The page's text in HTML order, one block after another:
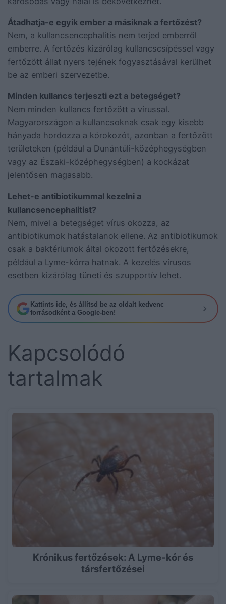
Átadhatja-e egyik ember a másiknak a fertőzést?
Nem, a kullancsencephalitis nem terjed emberről
emberre. A fertőzés kizárólag kullancscsípéssel vagy
fertőzött állat nyers tejének fogyasztásával kerülhet
be az emberi szervezetbe.
Minden kullancs terjeszti ezt a betegséget?
Nem minden kullancs fertőzött a vírussal.
Magyarországon a kullancsoknak csak egy kisebb
hányada hordozza a kórokozót, azonban a fertőzött
területeken (például a Dunántúli-középhegységben
vagy az Északi-középhegységben) a kockázat
jelentősen magasabb.
Lehet-e antibiotikummal kezelni a
kullancsencephalitist?
Nem, mivel a betegséget vírus okozza, az
antibiotikumok hatástalanok ellene. Az antibiotikumok
csak a baktériumok által okozott fertőzésekre,
például a Lyme-kórra hatnak. A kezelés vírusos
esetben kizárólag tüneti és szupportív lehet.
Kattints ide, és állítsd be az oldalt kedvenc
forrásodként a Google-ben!
Kapcsolódó
tartalmak
Krónikus fertőzések: A Lyme-kór és
társfertőzései